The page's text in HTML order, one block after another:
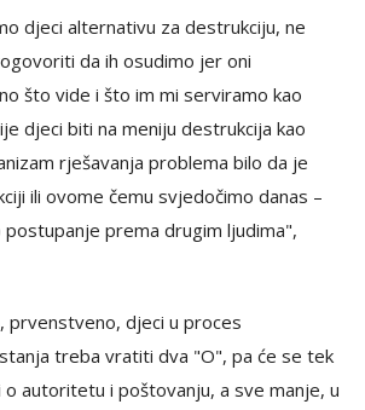
djeci alternativu za destrukciju, ne
da ih osudimo jer oni
što vide i što im mi serviramo kao
djeci biti na meniju destrukcija kao
rješavanja problema bilo da je
ili ovome čemu svjedočimo danas –
prema drugim ljudima",
prvenstveno, djeci u proces
treba vratiti dva "O", pa će se tek
autoritetu i poštovanju, a sve manje, u